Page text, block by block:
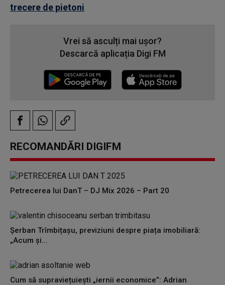
trecere de pietoni
Vrei să asculți mai ușor?
Descarcă aplicația Digi FM
RECOMANDĂRI DIGIFM
Petrecerea lui DanT – DJ Mix 2026 – Part 20
Șerban Trîmbițașu, previziuni despre piața imobiliară:
„Acum și...
Cum să supraviețuiești „iernii economice”: Adrian